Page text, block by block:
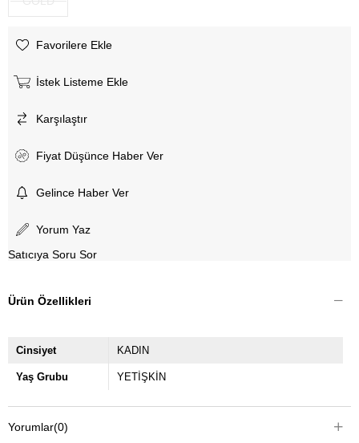
Favorilere Ekle
İstek Listeme Ekle
Karşılaştır
Fiyat Düşünce Haber Ver
Gelince Haber Ver
Yorum Yaz
Satıcıya Soru Sor
Ürün Özellikleri
Cinsiyet KADIN
Yaş Grubu YETİŞKİN
Yorumlar(0)